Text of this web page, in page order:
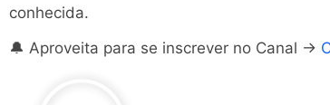
conhecida.
🔔 Aproveita para se inscrever no Canal →